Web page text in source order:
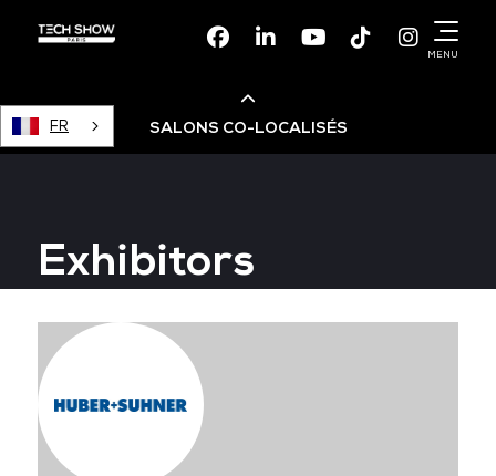
FacebookLinkedinYoutubeTikTok
MENU
FR SALONS CO-LOCALISÉS
Devops Live
Cloud & Cyber Security
Data & AI Leaders Summit
Exhibitors